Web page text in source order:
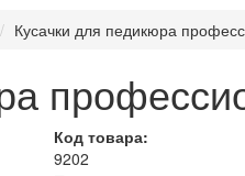
Кусачки для педикюра
Код товара:
9202